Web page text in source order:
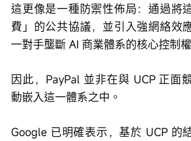
這更像是一種防禦性佈局：通過將
費」的公共協議，並引入強網絡效
一對手壟斷 AI 商業體系的核心控制權
因此，PayPal 並非在與 UCP 正面
動嵌入這一體系之中。
Google 已明確表示，基於 UCP 的